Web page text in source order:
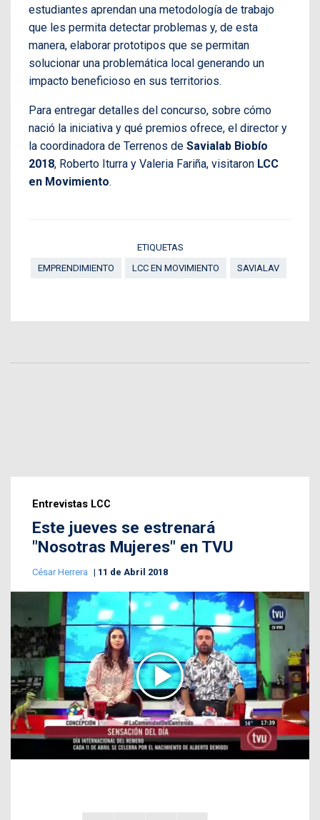
estudiantes aprendan una metodología de trabajo
que les permita detectar problemas y, de esta
manera, elaborar prototipos que se permitan
solucionar una problemática local generando un
impacto beneficioso en sus territorios.
Para entregar detalles del concurso, sobre cómo
nació la iniciativa y qué premios ofrece, el director y
la coordinadora de Terrenos de Savialab Biobío
2018, Roberto Iturra y Valeria Fariña, visitaron LCC
en Movimiento.
ETIQUETAS
EMPRENDIMIENTO
LCC EN MOVIMIENTO SAVIALAV
Entrevistas LCC
Este jueves se estrenará
"Nosotras Mujeres" en TVU
César Herrera 11 de Abril 2018